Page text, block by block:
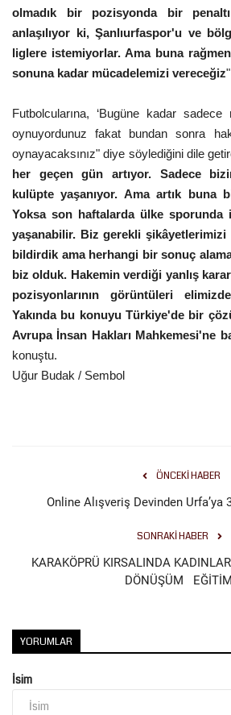
İletişim
Kültür Sanat
olmadık bir pozisyonda bir
anlaşılıyor ki, Şanlıurfaspor'u ve
liglere istemiyorlar. Ama buna rağmen
sonuna kadar mücadelemizi vereceğiz
Futbolcularına, ‘Bugüne kadar
oynuyordunuz fakat bundan sonra
oynayacaksınız" diye söylediğini dile
her geçen gün artıyor. Sadece
kulüpte yaşanıyor. Ama artık buna
Yoksa son haftalarda ülke sporunda
yaşanabilir. Biz gerekli
bildirdik ama herhangi bir sonuç
biz olduk. Hakemin verdiği yanlış
pozisyonlarının görüntüleri
Yakında bu konuyu Türkiye'de bir
Avrupa İnsan Hakları Mahkemesi'ne
konuştu.
Uğur Budak / Sembol
ÖNCEKI HABER
Online Alışveriş Devinden Urfa’ya
SONRAKI HABER
KARAKÖPRÜ KIRSALINDA
DÖNÜŞÜM
YORUMLAR
İsim